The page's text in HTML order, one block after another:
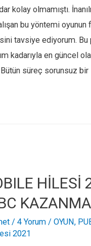
kolay olmamıştı.
bu yöntemi oyunun
tavsiye ediyorum. Bu
kadarıyla en güncel
süreç sorunsuz bir
HİLESİ
KAZANMA
/ 4 Yorum / OYUN,
2021